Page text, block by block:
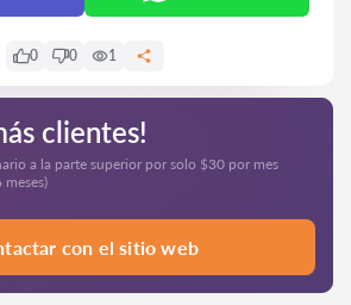
0 0 1
clientes!
a la parte superior por solo $30 por mes
con el sitio web